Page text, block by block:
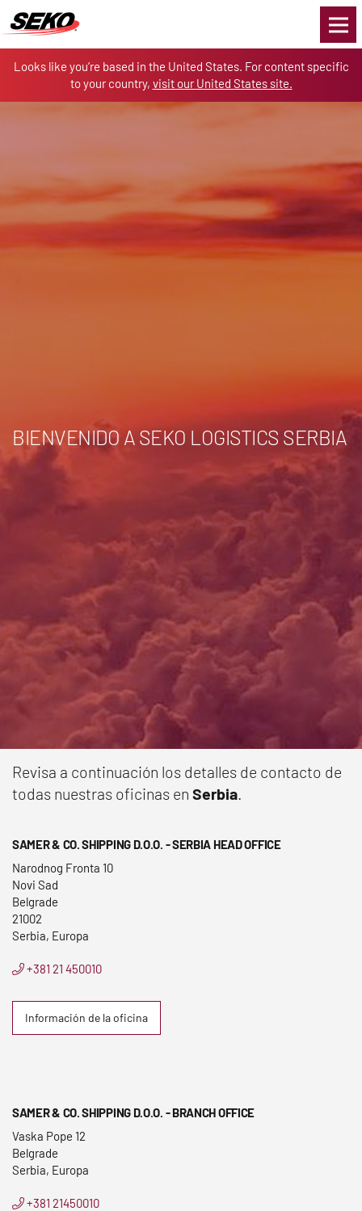
Looks like you’re based in the United States. For content specific
to your country, visit our United States site.
BIENVENIDO A SEKO LOGISTICS SERBIA
Revisa a continuación los detalles de contacto de
todas nuestras oficinas en Serbia
SAMER & CO. SHIPPING D.O.O. - SERBIA HEAD OFFICE
Narodnog Fronta 10
Novi Sad
Belgrade
21002
Serbia, Europa
+381 21 450010
Información de la oficina
SAMER & CO. SHIPPING D.O.O. - BRANCH OFFICE
Vaska Pope 12
Belgrade
Serbia, Europa
+381 21450010